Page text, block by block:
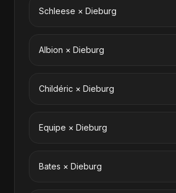
Schleese × Dieburg
Albion × Dieburg
Childéric × Dieburg
Equipe × Dieburg
Bates × Dieburg